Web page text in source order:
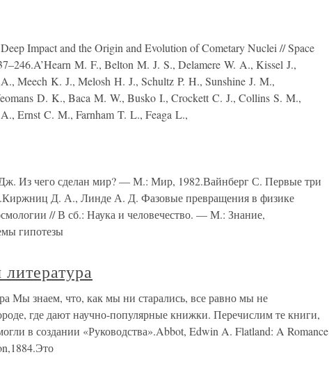
Impact and the Origin and Evolution of Cometary Nuclei // Space
M. F., Belton M. J. S., Delamere W. A., Kissel J.,
Meech K. J., Melosh H. J., Schultz P. H., Sunshine J. M.,
D. K., Baca M. W., Busko I., Crockett C. J., Collins S. M.,
Ernst C. M., Farnham T. L., Feaga L.,
Из чего сделан мир? — М.: Мир, 1982.Вайнберг С. Первые три
Д. А., Линде А. Д. Фазовые превращения в физике
// В сб.: Наука и человечество. — М.: Знание,
гипотезы
Мы знаем, что, как мы ни старались, все равно мы не
где дают научно-популярные книжки. Перечислим те книги,
в создании «Руководства».Abbot, Edwin A. Flatland: A Romance